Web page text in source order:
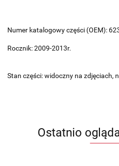
Numer katalogowy części (OEM):
Rocznik: 2009-2013r.
Stan części: widoczny na zdjęciach,
Ostatnio